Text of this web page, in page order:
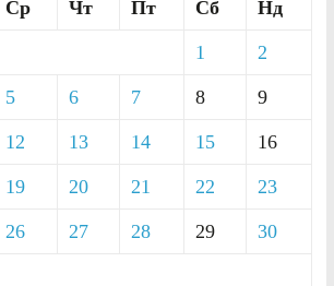
Ср Чт Пт Сб Нд
1 2
5 6 7 8 9
12 13 14 15 16
19 20 21 22 23
26 27 28 29 30